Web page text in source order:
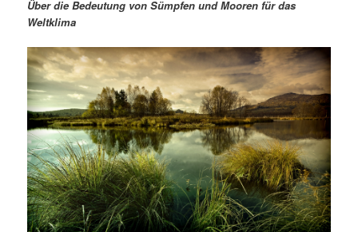
r
e
n
I
n
d
ä
r
e
n
n
a
g
a
t
i
o
n
Über die Bedeutung von Sümpfen und Mooren für das
Weltklima